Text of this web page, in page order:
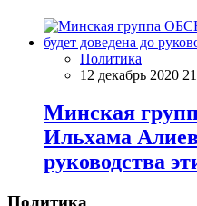
Политика
12 декабрь 2020
Минская
Ильхама
руководства